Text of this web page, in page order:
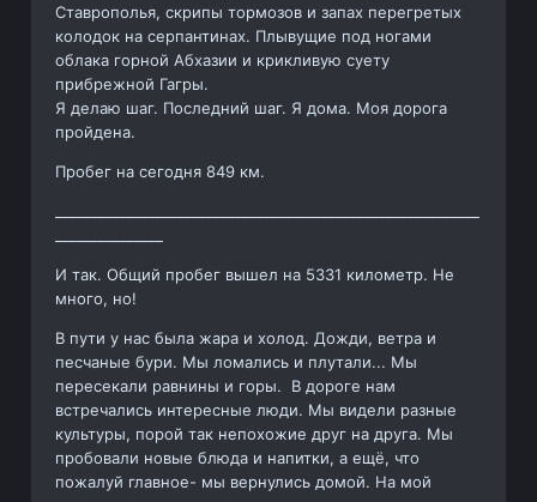
Ставрополья, скрипы тормозов и запах перегретых
колодок на серпантинах. Плывущие под ногами
облака горной Абхазии и крикливую суету
прибрежной Гагры.
Я делаю шаг. Последний шаг. Я дома. Моя дорога
пройдена.
Пробег на сегодня 849 км.
И так. Общий пробег вышел на 5331 километр. Не
много, но!
В пути у нас была жара и холод. Дожди, ветра и
песчаные бури. Мы ломались и плутали... Мы
пересекали равнины и горы. В дороге нам
встречались интересные люди. Мы видели разные
культуры, порой так непохожие друг на друга. Мы
пробовали новые блюда и напитки, а ещё, что
пожалуй главное- мы вернулись домой. На мой